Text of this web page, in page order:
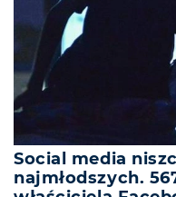
Social media
najmłodszych.